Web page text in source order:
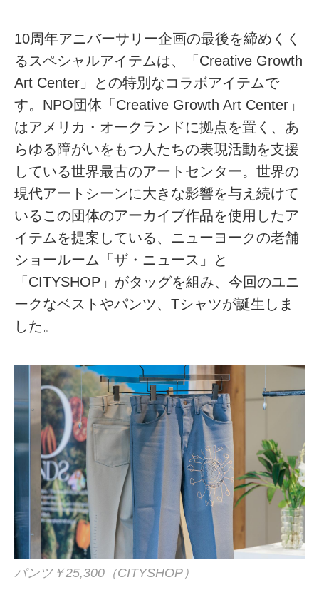
10周年アニバーサリー企画の最後を締めくく
るスペシャルアイテムは、「Creative Growth
Art Center」との特別なコラボアイテムで
す。NPO団体「Creative Growth Art Center」
はアメリカ・オークランドに拠点を置く、あ
らゆる障がいをもつ人たちの表現活動を支援
している世界最古のアートセンター。世界の
現代アートシーンに大きな影響を与え続けて
いるこの団体のアーカイブ作品を使用したア
イテムを提案している、ニューヨークの老舗
ショールーム「ザ・ニュース」と
「CITYSHOP」がタッグを組み、今回のユニ
ークなベストやパンツ、Tシャツが誕生しま
した。
パンツ￥25,300（CITYSHOP）